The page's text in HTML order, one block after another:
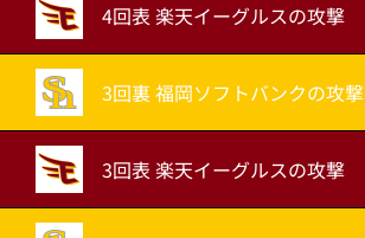
4回表 楽天イーグルスの攻撃
3回裏 福岡ソフトバンクの攻撃
3回表 楽天イーグルスの攻撃